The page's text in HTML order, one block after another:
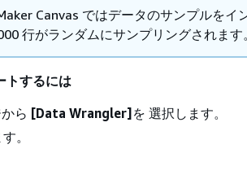
Canvas ではデータのサンプルをイ
行がランダムにサンプリングされます。
トするには
ら [Data Wrangler] を 選択します。
。